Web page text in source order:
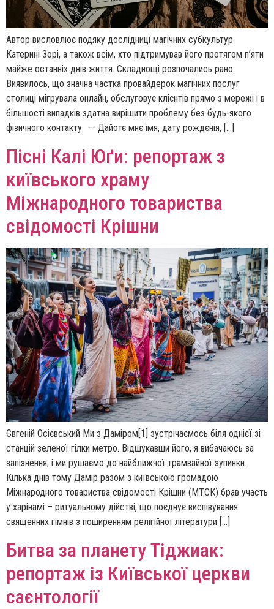
Автор висловлює подяку дослідниці магічних субкультур
Катерині Зорі, а також всім, хто підтримував його протягом п’яти
майже останніх днів життя. Складнощі розпочались рано.
Виявилось, що значна частка провайдерок магічних послуг
столиці мігрувала онлайн, обслуговує клієнтів прямо з мережі і в
більшості випадків здатна вирішити проблему без будь-якого
фізичного контакту. — Дайотє мнє імя, дату рождєнія, […]
Пісні Калі Юґи: репортаж з
київського храму
Міжнародного товариства
свідомості Крішни
Євгеній Осієвський Ми з Даміром[1] зустрічаємось біля однієї зі
станцій зеленої гілки метро. Відшукавши його, я вибачаюсь за
запізнення, і ми рушаємо до найближчої трамвайної зупинки.
Кілька днів тому Дамір разом з київською громадою
Міжнародного товариства свідомості Крішни (МТСК) брав участь
у харінамі – ритуальному дійстві, що поєднує виспівування
священних гімнів з поширенням релігійної літератури […]
Битва за планету Тіджиак:
репортаж із Київської церкви
саєнтології